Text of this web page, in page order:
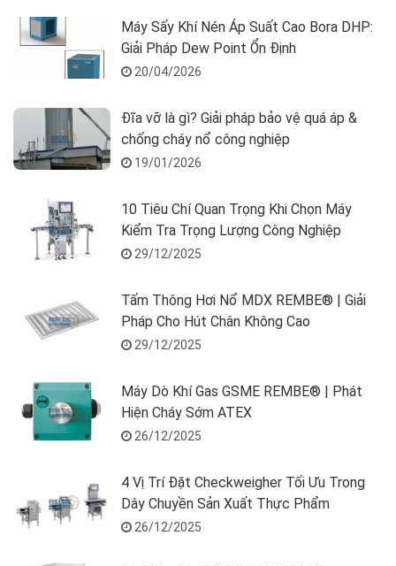
Máy Sấy Khí Nén Áp Suất Cao Bora DHP:
Giải Pháp Dew Point Ổn Định
20/04/2026
Đĩa vỡ là gì? Giải pháp bảo vệ quá áp &
chống cháy nổ công nghiệp
19/01/2026
10 Tiêu Chí Quan Trọng Khi Chọn Máy
Kiểm Tra Trọng Lượng Công Nghiệp
29/12/2025
Tấm Thông Hơi Nổ MDX REMBE® | Giải
Pháp Cho Hút Chân Không Cao
29/12/2025
Máy Dò Khí Gas GSME REMBE® | Phát
Hiện Cháy Sớm ATEX
26/12/2025
4 Vị Trí Đặt Checkweigher Tối Ưu Trong
Dây Chuyền Sản Xuất Thực Phẩm
26/12/2025